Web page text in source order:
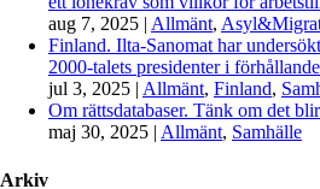
aug 7, 2025 | Allmänt,
Finland. Ilta-Sanomat har
2000-talets presidenter i
jul 3, 2025 | Allmänt, Finland,
Om rättsdatabaser. Tänk om det
maj 30, 2025 | Allmänt, Samhälle
Arkiv